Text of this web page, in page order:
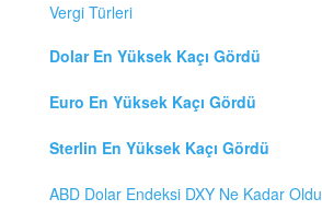
Vergi Türleri
Dolar En Yüksek Kaçı Gördü
Euro En Yüksek Kaçı Gördü
Sterlin En Yüksek Kaçı Gördü
ABD Dolar Endeksi DXY Ne Kadar Oldu